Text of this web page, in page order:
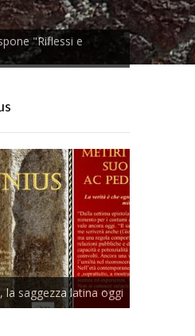
"Riflessi e
la saggezza latina oggi